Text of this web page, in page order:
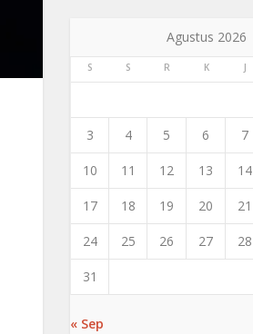
Agustus 2026
S S R K J
3 4 5 6 7
10 11 12 13 14
17 18 19 20 21
24 25 26 27 28
31
« Sep